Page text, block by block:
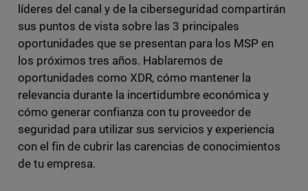
líderes del canal y de la ciberseguridad compartirán
sus puntos de vista sobre las 3 principales
oportunidades que se presentan para los MSP en
los próximos tres años. Hablaremos de
oportunidades como XDR, cómo mantener la
relevancia durante la incertidumbre económica y
cómo generar confianza con tu proveedor de
seguridad para utilizar sus servicios y experiencia
con el fin de cubrir las carencias de conocimientos
de tu empresa.